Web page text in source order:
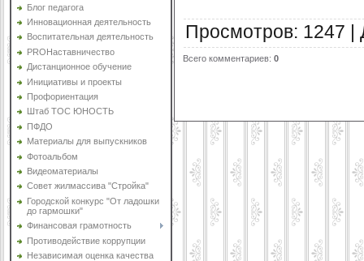
Блог педагога
Инновационная деятельность
Воспитательная деятельность
PROНаставничество
Дистанционное обучение
Инициативы и проекты
Профориентация
Штаб ТОС ЮНОСТЬ
ПФДО
Материалы для выпускников
Фотоальбом
Видеоматериалы
Совет жилмассива "Стройка"
Городской конкурс "От ладошки
до гармошки"
Финансовая грамотность
Противодействие коррупции
Независимая оценка качества
Просмотров: 1247
Всего комментариев: 0